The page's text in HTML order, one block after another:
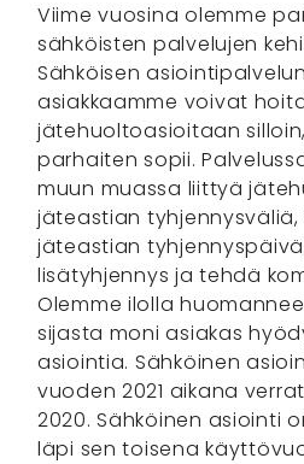
Viime vuosina olemme
sähköisten palvelujen
Sähköisen
asiakkaamme voivat
jätehuoltoasioitaan
parhaiten sopii.
muun muassa liittyä
jäteastian
jäteastian
lisätyhjennys ja tehdä
Olemme ilolla
sijasta moni asiakas
asiointia. Sähköinen
vuoden 2021 aikana
2020. Sähköinen asiointi
läpi sen toisena